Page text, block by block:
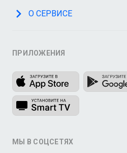
О СЕРВИСЕ
ПРИЛОЖЕНИЯ
МЫ В СОЦСЕТЯХ